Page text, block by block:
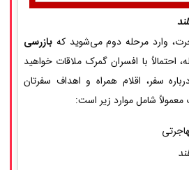
وارد مرحله دوم می‌شوید که بازرسی
احتمالاً با افسران گمرک ملاقات خواهید
سفر، اقلام همراه و اهداف سفرتان
شامل موارد زیر است: